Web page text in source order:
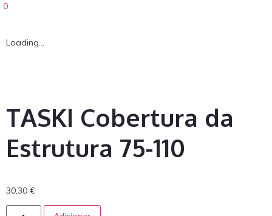
0
Loading...
TASKI Cobertura da
Estrutura 75-110
30,30 €